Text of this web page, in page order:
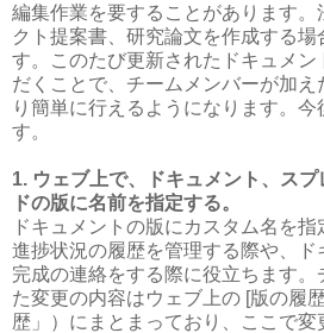
編集作業を要することがあります。
クト提案書、研究論文を作成する
す。このたび更新されたドキュメン
だくことで、チームメンバーが加え
り簡単に行えるようになります。今
す。
1. ウェブ上で、ドキュメント、ス
ドの版に名前を指定する。
ドキュメントの版にカスタム名を
進捗状況の履歴を管理する際や、ド
完成の連絡をする際に役立ちます。
た変更の内容はウェブ上の [版の履
歴」）にまとまっており、ここで変